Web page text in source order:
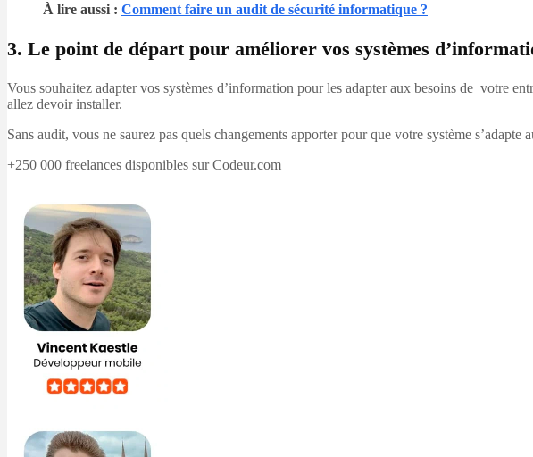
À lire aussi : Comment faire un audit de sécurité informatique ?
3. Le point de départ pour améliorer vos systèmes
Vous souhaitez adapter vos systèmes d’information pour les adapter aux besoins de votre
allez devoir installer.
Sans audit, vous ne saurez pas quels changements apporter pour que votre système s’adapte
+250 000 freelances disponibles sur Codeur.com